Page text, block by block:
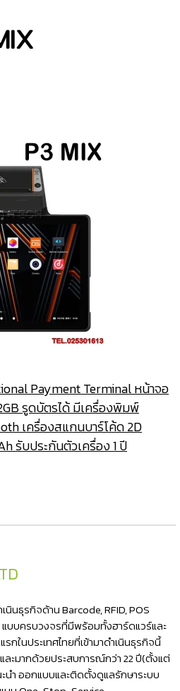
Payment Terminal หน้าจอ
รูดบัตรได้ มีเครื่องพิมพ์
เครื่องสแกนบาร์โค้ด 2D
รับประกันตัวเครื่อง 1 ปี
นินธุรกิจด้าน Barcode, RFID, POS
บบครบวงจรที่มีพร้อมทั้งฮาร์ดแวร์และ
ในประเทศไทยที่เข้ามาดำเนินธุรกิจนี้
ละมากด้วยประสบการณ์กว่า 22 ปี(ตั้งแต่
นำ ออกแบบและติดตั้งดูแลรักษาระบบ